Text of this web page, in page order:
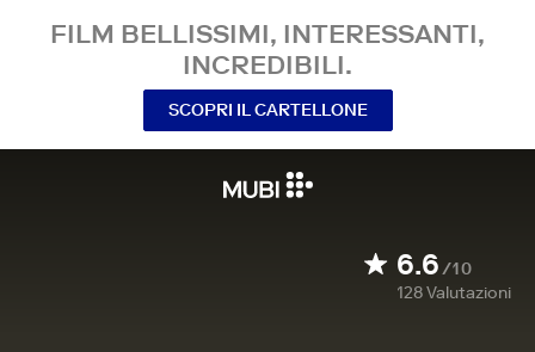
FILM BELLISSIMI, INTERESSANTI,
INCREDIBILI.
SCOPRI IL CARTELLONE
6.6/10
128Valutazioni